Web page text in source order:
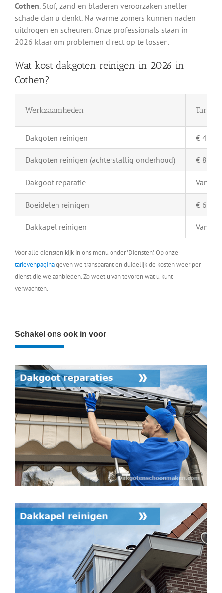
Cothen. Stof, zand en bladeren veroorzaken sneller
schade dan u denkt. Na warme zomers kunnen naden
uitdrogen en scheuren. Onze professionals staan in
2026 klaar om problemen direct op te lossen.
Wat kost dakgoten reinigen in 2026 in
Cothen?
Werkzaamheden Tarief
Dakgoten reinigen € 4,-
Dakgoten reinigen (achterstallig onderhoud) € 8,-
Dakgoot reparatie Vanaf
Boeidelen reinigen € 6,-
Dakkapel reinigen Vanaf
Voor alle diensten kijk in ons menu onder 'Diensten'. Op onze
tarievenpaginageven we transparant en duidelijk de kosten weer per
dienst die we aanbieden. Zo weet u van tevoren wat u kunt
verwachten.
Schakel ons ook in voor